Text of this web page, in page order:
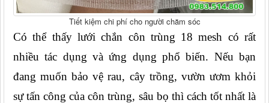
Tiết kiệm chi phí cho người chăm sóc
Có thể thấy lưới chắn côn trùng 18 mesh có rất
nhiều tác dụng và ứng dụng phổ biến. Nếu bạn
đang muốn bảo vệ rau, cây trồng, vườn ươm khỏi
sự tấn công của côn trùng, sâu bọ thì cách tốt nhất là